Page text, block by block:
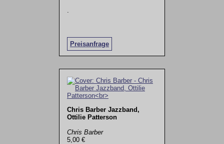
Preisanfrage
.
Chris Barber Jazzband,
Ottilie Patterson
Chris Barber
5,00 €